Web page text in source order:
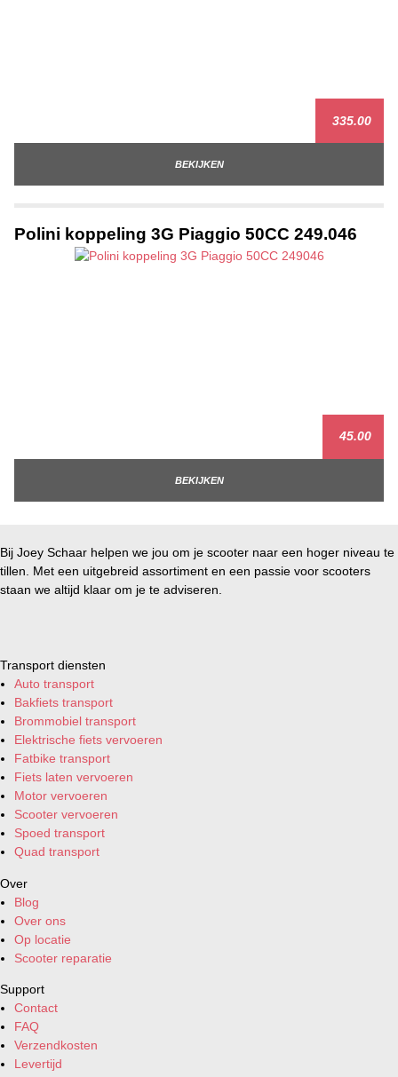
335.00
BEKIJKEN
Polini koppeling 3G Piaggio 50CC 249.046
45.00
BEKIJKEN
Bij Joey Schaar helpen we jou om je scooter naar een hoger niveau te
tillen. Met een uitgebreid assortiment en een passie voor scooters
staan we altijd klaar om je te adviseren.
Transport diensten
Auto transport
Bakfiets transport
Brommobiel transport
Elektrische fiets vervoeren
Fatbike transport
Fiets laten vervoeren
Motor vervoeren
Scooter vervoeren
Spoed transport
Quad transport
Over
Blog
Over ons
Op locatie
Scooter reparatie
Support
Contact
FAQ
Verzendkosten
Levertijd